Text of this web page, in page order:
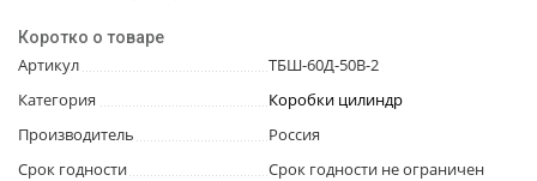
Коротко о товаре
Артикул
ТБШ-60Д-50В-2
Категория
Коробки цилиндр
Производитель
Россия
Срок годности
Срок годности не ограничен